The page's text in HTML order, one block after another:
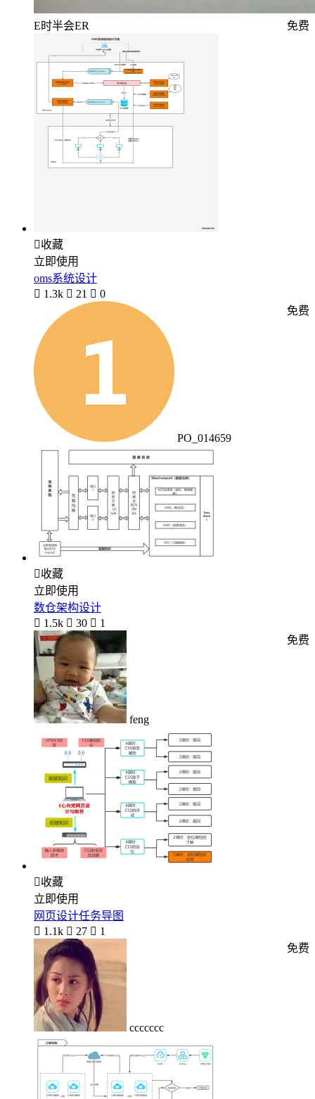
E时半会ER 免费
收藏
立即使用
oms系统设计
 1.3k  21  0
PO_014659
免费
收藏
立即使用
数仓架构设计
 1.5k  30  1
feng
免费
收藏
立即使用
网页设计任务导图
 1.1k  27  1
ccccccc
免费